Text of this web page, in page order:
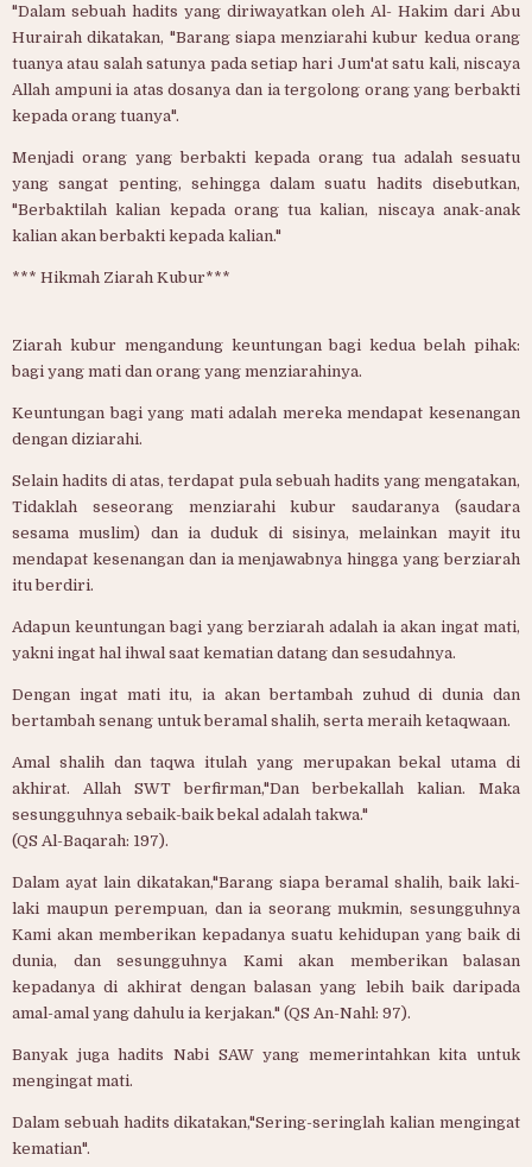
"Dalam sebuah hadits yang diriwayatkan oleh Al- Hakim dari Abu
Hurairah dikatakan, "Barang siapa menziarahi kubur kedua orang
tuanya atau salah satunya pada setiap hari Jum'at satu kali, niscaya
Allah ampuni ia atas dosanya dan ia tergolong orang yang berbakti
kepada orang tuanya".
Menjadi orang yang berbakti kepada orang tua adalah sesuatu
yang sangat penting, sehingga dalam suatu hadits disebutkan,
"Berbaktilah kalian kepada orang tua kalian, niscaya anak-anak
kalian akan berbakti kepada kalian."
*** Hikmah Ziarah Kubur***
Ziarah kubur mengandung keuntungan bagi kedua belah pihak:
bagi yang mati dan orang yang menziarahinya.
Keuntungan bagi yang mati adalah mereka mendapat kesenangan
dengan diziarahi.
Selain hadits di atas, terdapat pula sebuah hadits yang mengatakan,
Tidaklah seseorang menziarahi kubur saudaranya (saudara
sesama muslim) dan ia duduk di sisinya, melainkan mayit itu
mendapat kesenangan dan ia menjawabnya hingga yang berziarah
itu berdiri.
Adapun keuntungan bagi yang berziarah adalah ia akan ingat mati,
yakni ingat hal ihwal saat kematian datang dan sesudahnya.
Dengan ingat mati itu, ia akan bertambah zuhud di dunia dan
bertambah senang untuk beramal shalih, serta meraih ketaqwaan.
Amal shalih dan taqwa itulah yang merupakan bekal utama di
akhirat. Allah SWT berfirman,"Dan berbekallah kalian. Maka
sesungguhnya sebaik-baik bekal adalah takwa."
(QS Al-Baqarah: 197).
Dalam ayat lain dikatakan,"Barang siapa beramal shalih, baik laki-
laki maupun perempuan, dan ia seorang mukmin, sesungguhnya
Kami akan memberikan kepadanya suatu kehidupan yang baik di
dunia, dan sesungguhnya Kami akan memberikan balasan
kepadanya di akhirat dengan balasan yang lebih baik daripada
amal­-amal yang dahulu ia kerjakan." (QS An-Nahl: 97).
Banyak juga hadits Nabi SAW yang memerintahkan kita untuk
mengingat mati.
Dalam sebuah hadits dikatakan,"Sering-seringlah kalian mengingat
kematian".